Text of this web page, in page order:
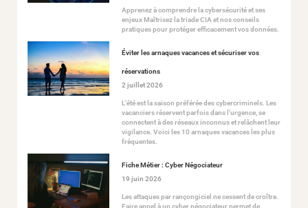
Apprenez à comprendre la cybersécurité et ses
enjeux Maîtrisez la triade CIA et nos conseils
pratiques pour protéger efficacement vos données.
Éviter les arnaques vacances et sécuriser vos
réservations
2 juillet 2026
L’été est la saison préférée des cybercriminels. Les
vacanciers réservent parfois dans l’urgence, se
connectent à des réseaux inconnus et relâchent leur
vigilance. Voici les 10 arnaques vacances les plus
fréquentes.
Fiche Métier : Cyber Négociateur
19 juin 2026
Les attaques par rançongiciel ne cessent de croître.
Faire appel à un cyber négociateur permet de